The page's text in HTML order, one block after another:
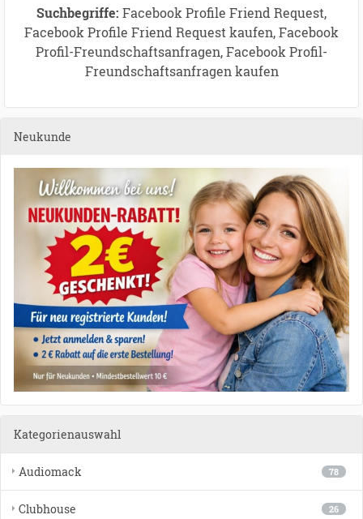
Suchbegriffe: Facebook Profile Friend Request,
Facebook Profile Friend Request kaufen, Facebook
Profil-Freundschaftsanfragen, Facebook Profil-
Freundschaftsanfragen kaufen
Neukunde
Kategorienauswahl
78
Audiomack
26
Clubhouse